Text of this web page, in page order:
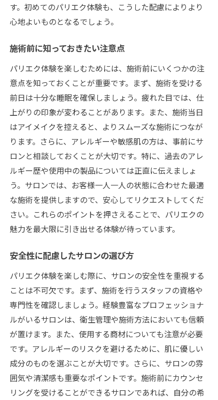
す。初めてのパリエク体験も、こうした配慮によりより
心地よいものとなるでしょう。
施術前に知っておきたい注意点
パリエク体験を楽しむためには、施術前にいくつかの注
意点を知っておくことが重要です。まず、施術を受ける
前日は十分な睡眠を確保しましょう。疲れた目では、仕
上がりの印象が変わることがあります。また、施術当日
はアイメイクを控えると、よりスムーズな施術につなが
ります。さらに、アレルギーや敏感肌の方は、事前にサ
ロンと相談しておくことが大切です。特に、過去のアレ
ルギー歴や使用中の製品については正直に伝えましょ
う。サロンでは、お客様一人一人の状態に合わせた最適
な施術を提供しますので、安心してリクエストしてくだ
さい。これらのポイントを押さえることで、パリエクの
魅力を最大限に引き出せる体験が待っています。
安全性に配慮したサロンの選び方
パリエク体験を楽しむ際に、サロンの安全性を重視する
ことは不可欠です。まず、施術を行うスタッフの資格や
専門性を確認しましょう。経験豊富なプロフェッショナ
ルがいるサロンは、衛生管理や施術方法においても信頼
が置けます。また、使用する商材についても注意が必要
です。アレルギーのリスクを避けるために、肌に優しい
成分のものを選ぶことが大切です。さらに、サロンの雰
囲気や清潔感も重要なポイントです。施術前にカウンセ
リングを受けることができるサロンであれば、自分の希